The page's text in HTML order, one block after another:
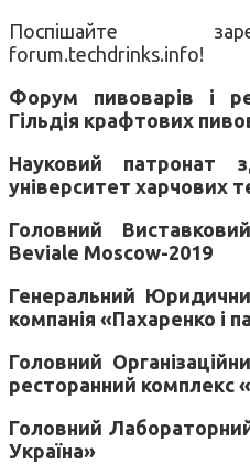
Поспішайте
forum.techdrinks.info!
Форум пивоварів і
Гільдія крафтових
Науковий патронат
університет харчових
Головний
Beviale Moscow-2019
Генеральний
компанія «Пахаренко і
Головний
ресторанний комплекс
Головний
Україна»